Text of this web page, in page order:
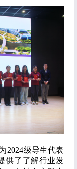
2024级导生代表
供了了解行业发